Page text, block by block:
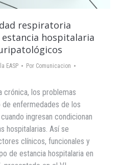
respiratoria
hospitalaria
EASP Por Comunicacion
crónica, los problemas
enfermedades de los
ingresan condicionan
hospitalarias. Así se
clínicos, funcionales y
de estancia hospitalaria en